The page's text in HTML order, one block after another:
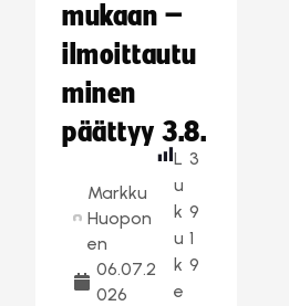
mukaan –
ilmoittautu
minen
päättyy 3.8.
Markku
Huopon
en
06.07.2
026
L
u
k
u
k
e
3
9
1
9